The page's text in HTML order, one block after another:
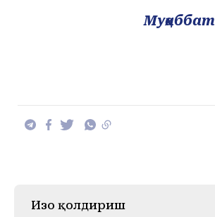
Изоҳ қолдириш